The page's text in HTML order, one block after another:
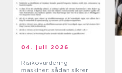
04. juli 2026
Risikovurdering
maskiner: sådan sikrer